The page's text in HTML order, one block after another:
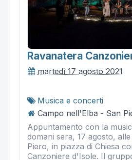
Ravanatera
martedì 17 agosto 2021
Musica e concerti
Campo nell'Elba - San
Appuntamento con la
domani sera, 17 agosto,
Piero, in piazza di Chiesa
Canzoniere d'Isole. Il